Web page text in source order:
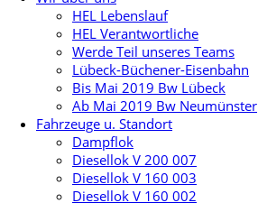
HEL Lebenslauf
HEL Verantwortliche
Werde Teil unseres Teams
Lübeck-Büchener-Eisenbahn
Bis Mai 2019 Bw Lübeck
Ab Mai 2019 Bw Neumünster
Fahrzeuge u. Standort
Dampflok
Diesellok V 200 007
Diesellok V 160 003
Diesellok V 160 002